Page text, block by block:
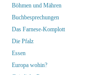
Böhmen und Mähren
Buchbesprechungen
Das Farnese-Komplott
Die Pfalz
Essen
Europa wohin?